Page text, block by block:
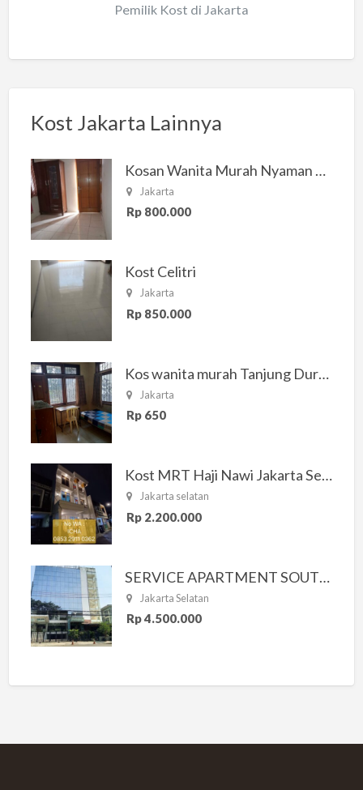
Pemilik Kost di Jakarta
Kost Jakarta Lainnya
Kosan Wanita Murah Nyaman di Jakarta Selatan
Jakarta
Rp 800.000
Kost Celitri
Jakarta
Rp 850.000
Kos wanita murah Tanjung Duren Jakarta Barat
Jakarta
Rp 650
Kost MRT Haji Nawi Jakarta Selatan
Jakarta selatan
Rp 2.200.000
SERVICE APARTMENT SOUTH RESIDENCE
Jakarta Selatan
Rp 4.500.000